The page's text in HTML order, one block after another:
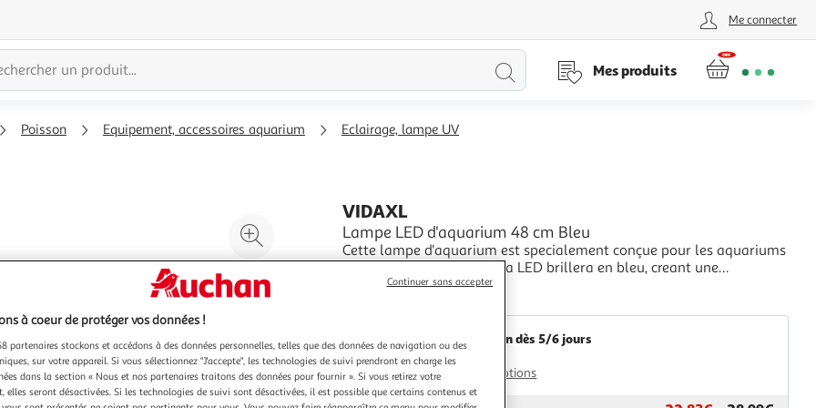
Me connecter
Lancer
Mes produits
Poisson Equipement, accessoires aquarium Eclairage, lampe UV
Agrandir
l'illustration
à
200%
Réduire
l'illustration
100
%
le
produit
VIDAXL
Lampe LED d'aquarium 48 cm Bleu
Cette lampe d'aquarium est specialement conçue pour les aquariums
et les viviers.Cette lampe a LED brillera en bleu, creant une
atmosphere charmante la nuit. Cela fera sans aucun doute de votre
les algues.La lampe a LED est a la fois
En savoir +
Livraison dès 5/6 jours
Plus d'options
à coeur de protéger vos données !
partenaires stockons et accédons à des données personnelles, telles que des données de navigation ou des
sur votre appareil. Si vous sélectionnez "J'accepte", les technologies de suivi prendront en charge les
dans la section « Nous et nos partenaires traitons des données pour fournir ». Si vous retirez votre
elles seront désactivées. Si les technologies de suivi sont désactivées, il est possible que certains contenus et
Continuer sans accepter